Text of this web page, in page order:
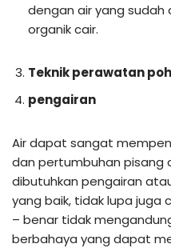
dengan air yang sudah
organik cair.
Teknik perawatan
pengairan
Air dapat sangat
dan pertumbuhan pisang
dibutuhkan pengairan
yang baik, tidak lupa juga
– benar tidak
berbahaya yang dapat